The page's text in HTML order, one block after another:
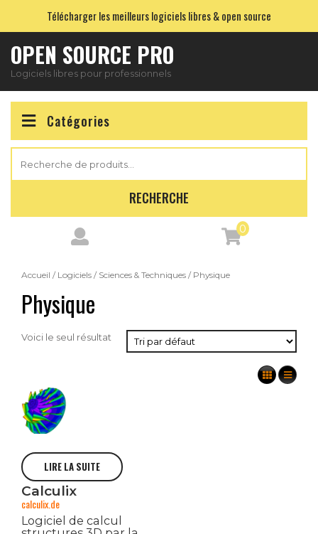
content
Télécharger les meilleurs logiciels libres & open source
OPEN SOURCE PRO
Logiciels libres pour professionnels
Catégories
pour :
RECHERCHE
0
Accueil / Logiciels / Sciences & Techniques / Physique
Physique
Voici le seul résultat
LIRE LA SUITE
Calculix
calculix.de
Logiciel de calcul